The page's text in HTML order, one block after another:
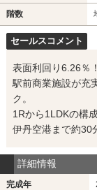
階数
セールスコメント
表面利回り6.26％
駅前商業施設が充
ク。
1Rから1LDKの構
伊丹空港まで約30
詳細情報
完成年